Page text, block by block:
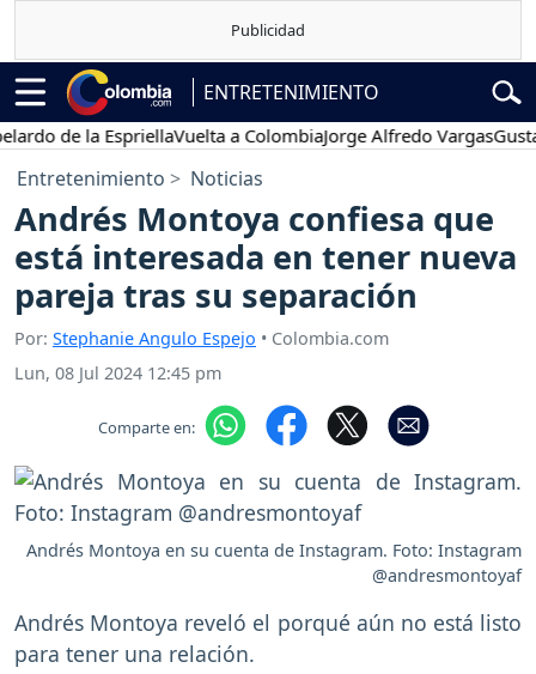
ENTRETENIMIENTO
de la EspriellaVuelta a ColombiaJorge Alfredo VargasGustavo
Entretenimiento Noticias
Andrés Montoya confiesa que
está interesada en tener nueva
pareja tras su separación
Por: Stephanie Angulo Espejo • Colombia.com
Lun, 08 Jul 2024 12:45 pm
Comparte en:
Andrés Montoya en su cuenta de Instagram. Foto: Instagram
@andresmontoyaf
Andrés Montoya reveló el porqué aún no está listo
para tener una relación.